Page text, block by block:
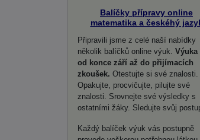
Balíčky přípravy online
matematika a českéhý
Připravili jsme z celé naší nabídky
několik balíčků online výuk. Výuka
od konce září až do přijímacích
zkoušek. Otestujte si své znalosti.
Opakujte, procvičujte, pilujte své
znalosti. Srovnejte své výsledky s
ostatními žáky. Sledujte svůj
Každý balíček výuk vás postupně